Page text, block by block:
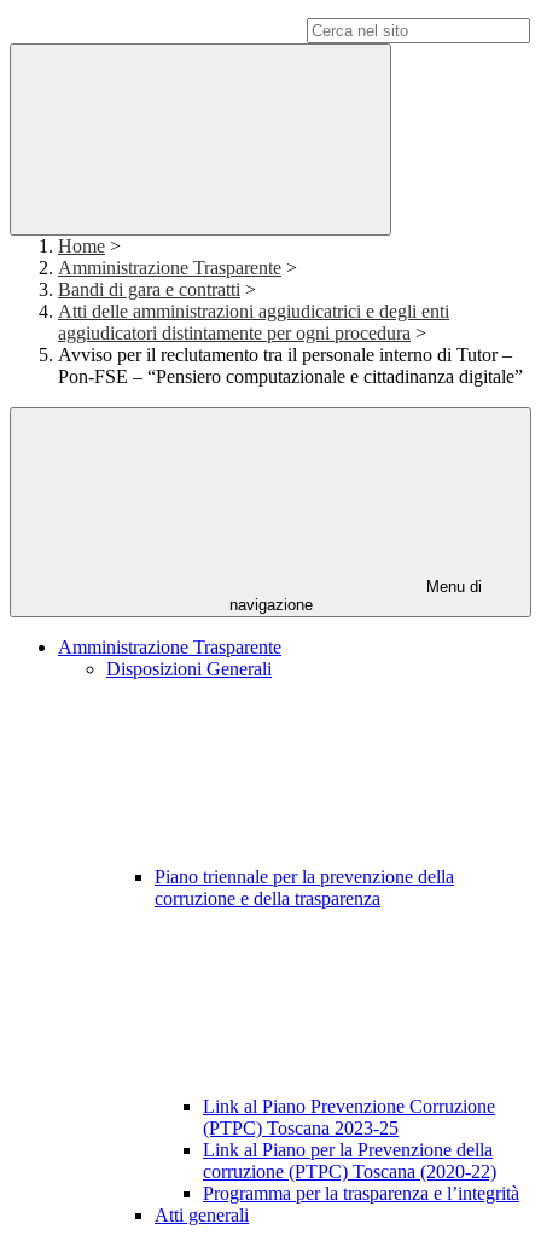
Home >
Amministrazione Trasparente >
Bandi di gara e contratti >
Atti delle amministrazioni aggiudicatrici e degli enti
aggiudicatori distintamente per ogni procedura >
Avviso per il reclutamento tra il personale interno di Tutor –
Pon-FSE – “Pensiero computazionale e cittadinanza digitale”
Menu di
navigazione
Amministrazione Trasparente
Disposizioni Generali
Piano triennale per la prevenzione della
corruzione e della trasparenza
Link al Piano Prevenzione Corruzione
(PTPC) Toscana 2023-25
Link al Piano per la Prevenzione della
corruzione (PTPC) Toscana (2020-22)
Programma per la trasparenza e l’integrità
Atti generali